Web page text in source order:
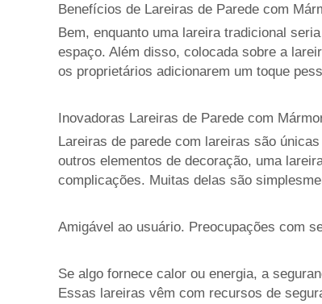
Benefícios de Lareiras de Parede com
Bem, enquanto uma lareira tradicional
espaço. Além disso, colocada sobre a
os proprietários adicionarem um toque
Inovadoras Lareiras de Parede com
Lareiras de parede com lareiras são
outros elementos de decoração, uma
complicações. Muitas delas são
Amigável ao usuário. Preocupações com
Se algo fornece calor ou energia, a
Essas lareiras vêm com recursos de